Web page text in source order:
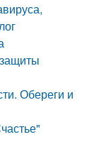
Обереги и